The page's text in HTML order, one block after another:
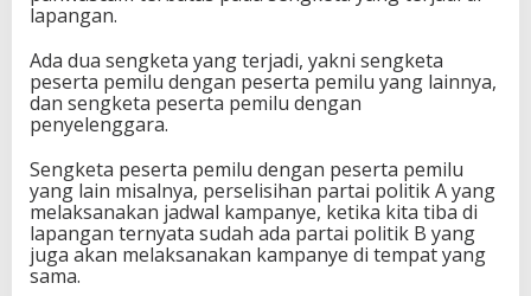
lapangan.
Ada dua sengketa yang terjadi, yakni sengketa
peserta pemilu dengan peserta pemilu yang lainnya,
dan sengketa peserta pemilu dengan
penyelenggara.
Sengketa peserta pemilu dengan peserta pemilu
yang lain misalnya, perselisihan partai politik A yang
melaksanakan jadwal kampanye, ketika kita tiba di
lapangan ternyata sudah ada partai politik B yang
juga akan melaksanakan kampanye di tempat yang
sama.